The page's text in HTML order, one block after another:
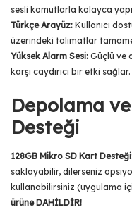
sesli komutlarla kolayca
Türkçe Arayüz: Kullanıcı
üzerindeki talimatlar
Yüksek Alarm Sesi: Güçlü ve
karşı caydırıcı bir etki sağlar.
Depolama ve
Desteği
128GB Mikro SD Kart
saklayabilir, dilerseniz
kullanabilirsiniz (uygulama
ürüne DAHİLDİR!